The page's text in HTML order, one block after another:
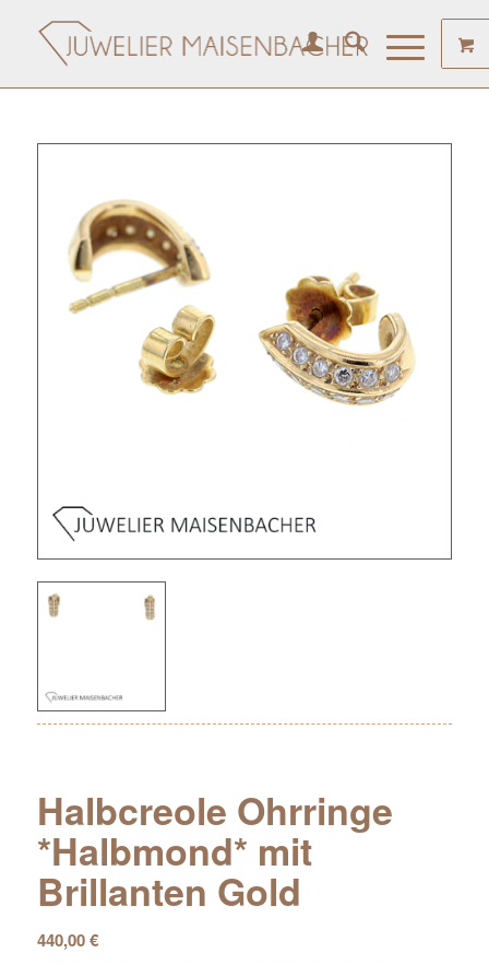
Halbcreole Ohrringe
*Halbmond* mit
Brillanten Gold
440,00€